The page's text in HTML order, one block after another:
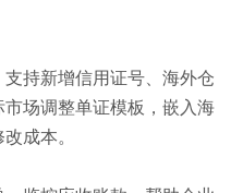
持新增信用证号、海外仓
场调整单证模板，嵌入海
成本。